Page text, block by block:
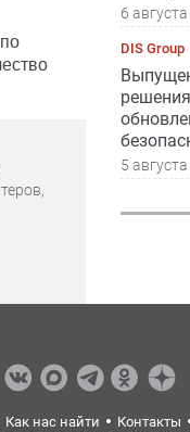
6
DIS Group
5
Как нас найти Контакты